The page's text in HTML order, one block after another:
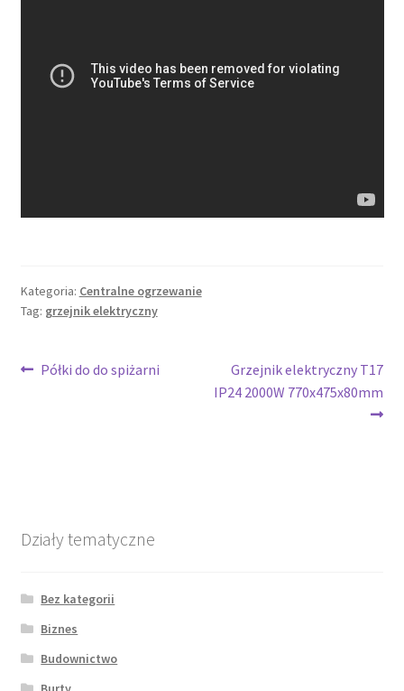
Kategoria: Centralne ogrzewanie
Tag: grzejnik elektryczny
Nawigacja
Poprzedni
Półki do do spiżarni
Następny
wpis:
Grzejnik elektryczny T17
IP24 2000W 770x475x80mm
Działy tematyczne
Bez kategorii
Biznes
Budownictwo